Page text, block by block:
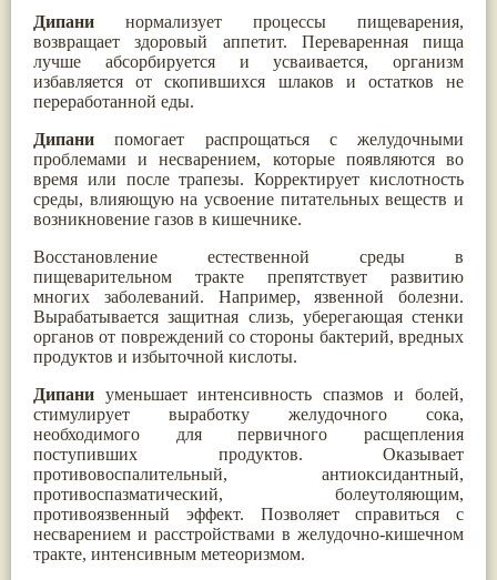
Дипани нормализует процессы пищеварения,
возвращает здоровый аппетит. Переваренная пища
лучше абсорбируется и усваивается, организм
избавляется от скопившихся шлаков и остатков не
переработанной еды.
Дипанипомогает распрощаться с желудочными
проблемами и несварением, которые появляются во
время или после трапезы. Корректирует кислотность
среды, влияющую на усвоение питательных веществ и
возникновение газов в кишечнике.
Восстановление естественной среды в
пищеварительном тракте препятствует развитию
многих заболеваний. Например, язвенной болезни.
Вырабатывается защитная слизь, уберегающая стенки
органов от повреждений со стороны бактерий, вредных
продуктов и избыточной кислоты.
Дипани уменьшает интенсивность спазмов и болей,
стимулирует выработку желудочного сока,
необходимого для первичного расщепления
поступивших продуктов. Оказывает
противовоспалительный, антиоксидантный,
противоспазматический, болеутоляющим,
противоязвенный эффект. Позволяет справиться с
несварением и расстройствами в желудочно-кишечном
тракте, интенсивным метеоризмом.
Коричник цейлонский
Мирра
Розовая соль
Сверция
Виноград
(11)
Каменная соль
(11)
Коровье молоко(11)
Мукуна жгучая(11)
Ним(11)
Перец чаба(11)
Соссюрея/кушта (11)
Турпет (11)
Алойное дерево(10)
Асафетида(10)
Пармелия(10)
Ашока(9)
Вишня гималайская
(9)
Данти(9)
Мурва(9)
Птерокарпус мешковидный(9)
Юстиция сосудистая/Васака(9)
Жасмин(8)
Каранджа(8)
Касторовое масло(8)